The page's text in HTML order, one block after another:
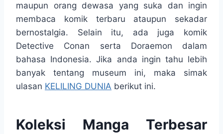
maupun orang dewasa yang suka dan ingin
membaca komik terbaru ataupun sekadar
bernostalgia. Selain itu, ada juga komik
Detective Conan serta Doraemon dalam
bahasa Indonesia. Jika anda ingin tahu lebih
banyak tentang museum ini, maka simak
ulasan KELILING DUNIA berikut ini.
Koleksi Manga Terbesar